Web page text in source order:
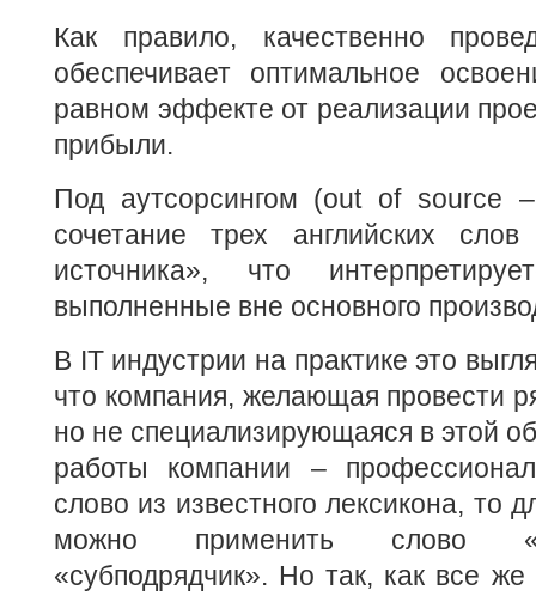
Как правило, качественно
обеспечивает оптимальное
равном эффекте от реализации
прибыли.
Под аутсорсингом (out of source
сочетание трех английских
источника», что
выполненные вне основного
В IT индустрии на практике это
что компания, желающая провести
но не специализирующаяся в этой
работы компании –
слово из известного лексикона, то
можно применить слово
«субподрядчик». Но так, как все